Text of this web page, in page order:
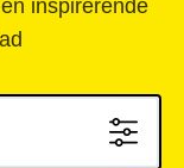
inspirerende